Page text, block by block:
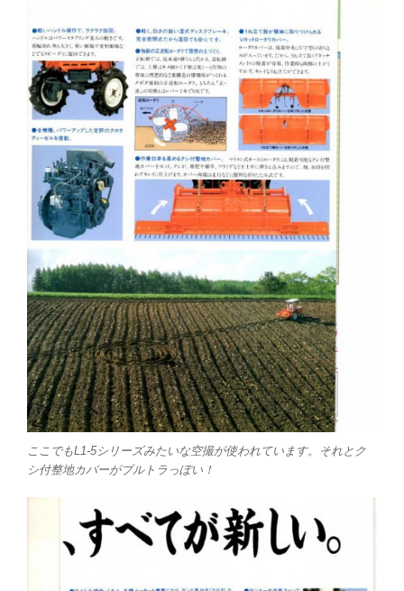
ここでもL1-5シリーズみたいな空撮が使われています。それとク
シ付整地カバーがブルトラっぽい！